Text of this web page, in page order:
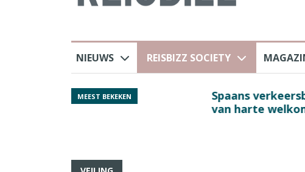
NIEUWS REISBIZZ SOCIETY
MEEST BEKEKEN
Spaans verkeersbureau
van harte welkom’